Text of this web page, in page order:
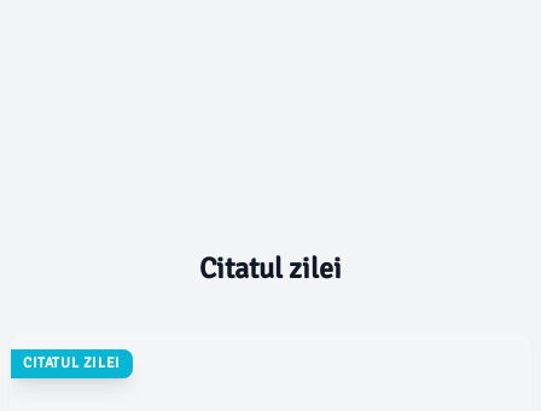
Citatul zilei
CITATUL ZILEI